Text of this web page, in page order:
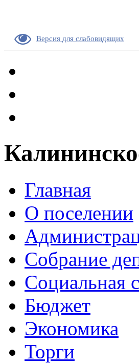
Версия для слабовидящих
Главная
О поселении
Собрание
Социальная
Бюджет
Экономика
Торги